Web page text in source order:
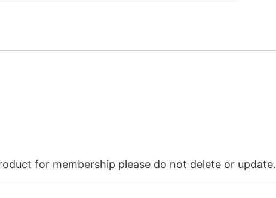
for membership please do not delete or update.